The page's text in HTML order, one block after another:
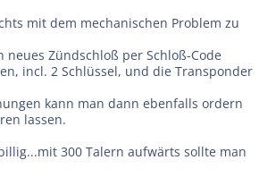
mit dem mechanischen Problem zu
neues Zündschloß per Schloß-Code
incl. 2 Schlüssel, und die Transponder
kann man dann ebenfalls ordern
lassen.
300 Talern aufwärts sollte man